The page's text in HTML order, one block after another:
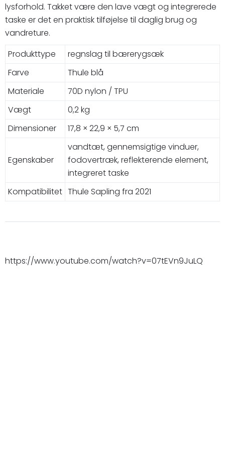
lysforhold. Takket være den lave vægt og integrerede
taske er det en praktisk tilføjelse til daglig brug og
vandreture.
Produkttype
regnslag til bærerygsæk
Farve
Thule blå
Materiale
70D nylon / TPU
Vægt
0,2 kg
Dimensioner
17,8 × 22,9 × 5,7 cm
Egenskaber
vandtæt, gennemsigtige vinduer,
fodovertræk, reflekterende element,
integreret taske
Kompatibilitet Thule Sapling fra 2021
https://www.youtube.com/watch?v=07tEVn9JuLQ